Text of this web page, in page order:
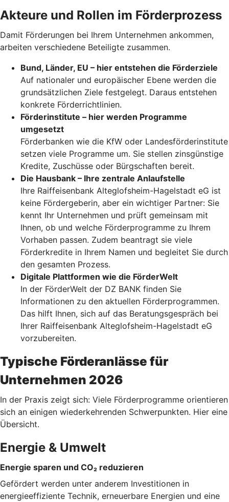
Akteure und Rollen im Förderprozess
Damit Förderungen bei Ihrem Unternehmen ankommen,
arbeiten verschiedene Beteiligte zusammen.
Bund, Länder, EU – hier entstehen die Förderziele
Auf nationaler und europäischer Ebene werden die
grundsätzlichen Ziele festgelegt. Daraus entstehen
konkrete Förderrichtlinien.
Förderinstitute – hier werden Programme
umgesetzt
Förderbanken wie die KfW oder Landesförderinstitute
setzen viele Programme um. Sie stellen zinsgünstige
Kredite, Zuschüsse oder Bürgschaften bereit.
Die Hausbank – Ihre zentrale Anlaufstelle
Ihre Raiffeisenbank Alteglofsheim-Hagelstadt eG ist
keine Fördergeberin, aber ein wichtiger Partner: Sie
kennt Ihr Unternehmen und prüft gemeinsam mit
Ihnen, ob und welche Förderprogramme zu Ihrem
Vorhaben passen. Zudem beantragt sie viele
Förderkredite in Ihrem Namen und begleitet Sie durch
den gesamten Prozess.
Digitale Plattformen wie die FörderWelt
In der FörderWelt der DZ BANK finden Sie
Informationen zu den aktuellen Förderprogrammen.
Das hilft Ihnen, sich auf das Beratungsgespräch bei
Ihrer Raiffeisenbank Alteglofsheim-Hagelstadt eG
vorzubereiten.
Typische Förderanlässe für
Unternehmen 2026
In der Praxis zeigt sich: Viele Förderprogramme orientieren
sich an einigen wiederkehrenden Schwerpunkten. Hier eine
Übersicht.
Energie & Umwelt
Energie sparen und CO₂ reduzieren
Gefördert werden unter anderem Investitionen in
energieeffiziente Technik, erneuerbare Energien und eine